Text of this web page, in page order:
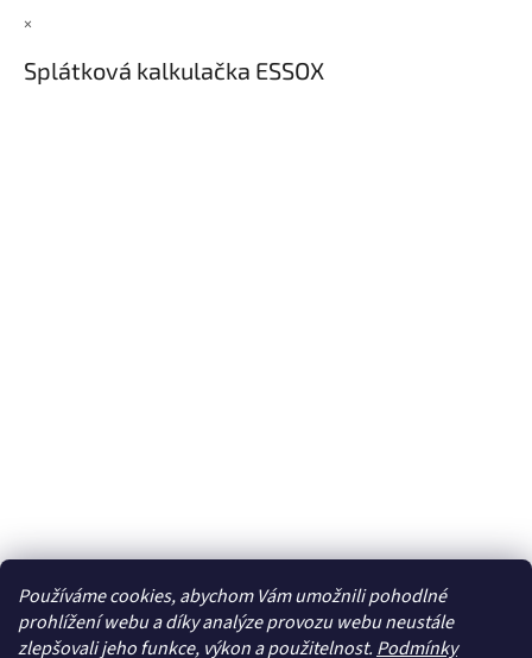
Používáme cookies, abychom Vám umožnili pohodlné
prohlížení webu a díky analýze provozu webu neustále
zlepšovali jeho funkce, výkon a použitelnost. Podmínky
×
Splátková kalkulačka ESSOX